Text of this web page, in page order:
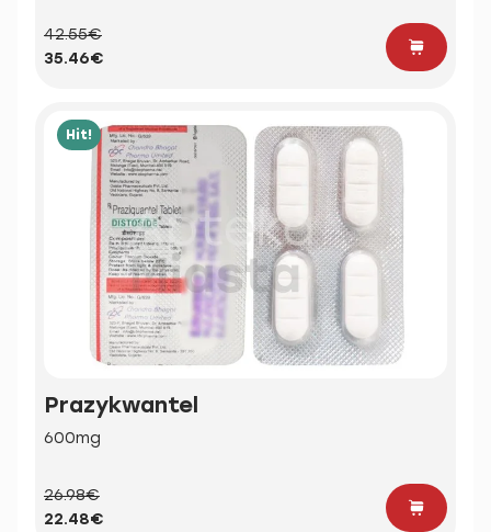
42.55€
35.46€
Hit!
Prazykwantel
600mg
26.98€
22.48€